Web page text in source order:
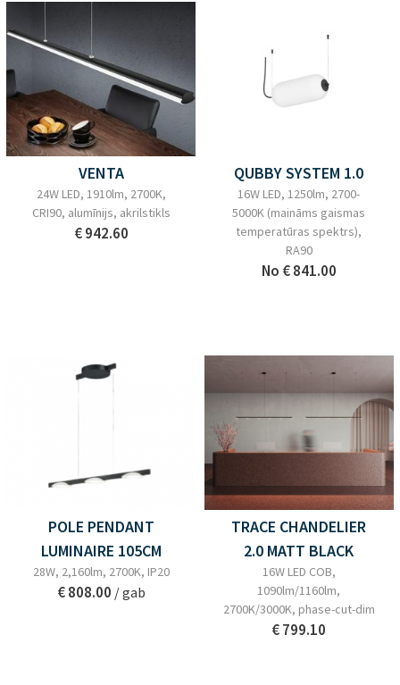
VENTA
24W LED, 1910lm, 2700K,
CRI90, alumīnijs, akrilstikls
€ 942.60
QUBBY SYSTEM 1.0
16W LED, 1250lm, 2700-
5000K (maināms gaismas
temperatūras spektrs),
RA90
No € 841.00
POLE PENDANT
LUMINAIRE 105CM
28W, 2,160lm, 2700K, IP20
€ 808.00 / gab
TRACE CHANDELIER
2.0 MATT BLACK
16W LED COB,
1090lm/1160lm,
2700K/3000K, phase-cut-dim
€ 799.10